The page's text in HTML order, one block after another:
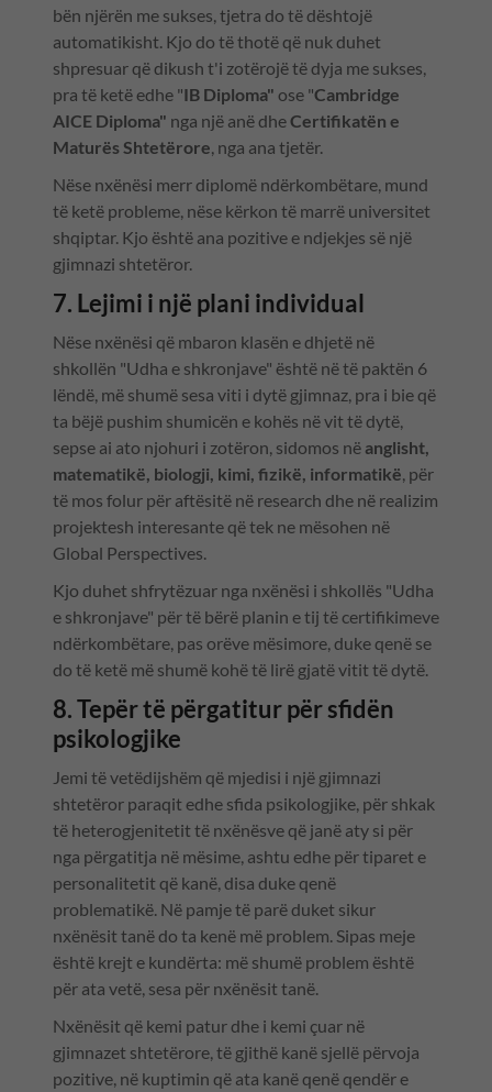
bën njërën me sukses, tjetra do të dështojë
automatikisht. Kjo do të thotë që nuk duhet
shpresuar që dikush t'i zotërojë të dyja me sukses,
pra të ketë edhe "IB Diploma" ose "Cambridge
AICE Diploma" nga një anë dheCertifikatën e
Maturës Shtetërore , nga ana tjetër.
Nëse nxënësi merr diplomë ndërkombëtare, mund
të ketë probleme, nëse kërkon të marrë universitet
shqiptar. Kjo është ana pozitive e ndjekjes së një
gjimnazi shtetëror.
7. Lejimi i një plani individual
Nëse nxënësi që mbaron klasën e dhjetë në
shkollën "Udha e shkronjave" është në të paktën 6
lëndë, më shumë sesa viti i dytë gjimnaz, pra i bie që
ta bëjë pushim shumicën e kohës në vit të dytë,
sepse ai ato njohuri i zotëron, sidomos në anglisht,
matematikë, biologji, kimi, fizikë, informatikë , për
të mos folur për aftësitë në research dhe në realizim
projektesh interesante që tek ne mësohen në
Global Perspectives.
Kjo duhet shfrytëzuar nga nxënësi i shkollës "Udha
e shkronjave" për të bërë planin e tij të certifikimeve
ndërkombëtare, pas orëve mësimore, duke qenë se
do të ketë më shumë kohë të lirë gjatë vitit të dytë.
8. Tepër të përgatitur për sfidën
psikologjike
Jemi të vetëdijshëm që mjedisi i një gjimnazi
shtetëror paraqit edhe sfida psikologjike, për shkak
të heterogjenitetit të nxënësve që janë aty si për
nga përgatitja në mësime, ashtu edhe për tiparet e
personalitetit që kanë, disa duke qenë
problematikë. Në pamje të parë duket sikur
nxënësit tanë do ta kenë më problem. Sipas meje
është krejt e kundërta: më shumë problem është
për ata vetë, sesa për nxënësit tanë.
Nxënësit që kemi patur dhe i kemi çuar në
gjimnazet shtetërore, të gjithë kanë sjellë përvoja
pozitive, në kuptimin që ata kanë qenë qendër e